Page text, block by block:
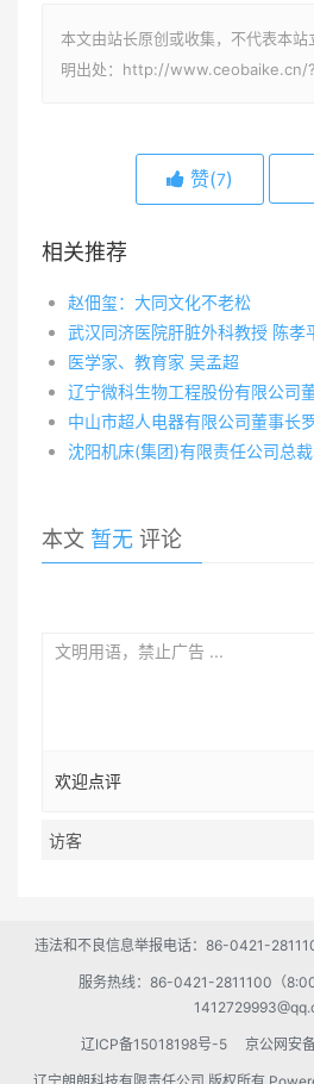
本文由站长原创或收集，不代表本站
明出处：http://www.ceobaike.cn/
赞(7)
相关推荐
赵佃玺：大同文化不老松
武汉同济医院肝脏外科教授 陈孝
医学家、教育家 吴孟超
辽宁微科生物工程股份有限公司
中山市超人电器有限公司董事长
沈阳机床(集团)有限责任公司总
本文 暂无 评论
欢迎点评
违法和不良信息举报电话：86-0421-
服务热线：86-0421-2811100（
辽ICP备15018198号-5 京公网安